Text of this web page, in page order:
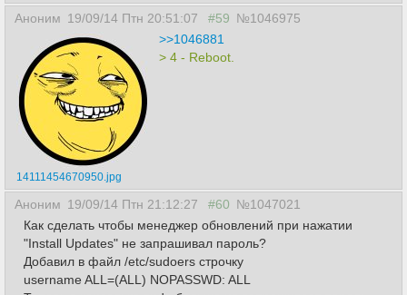
Аноним 19/09/14 Птн 20:51:07 #59 №1046975
14111454670950.jpg
>>1046881
> 4 - Reboot.
Аноним 19/09/14 Птн 21:12:27 #60 №1047021
Как сделать чтобы менеджер обновлений при нажатии
"Install Updates" не запрашивал пароль?
Добавил в файл /etc/sudoers строчку
username ALL=(ALL) NOPASSWD: ALL